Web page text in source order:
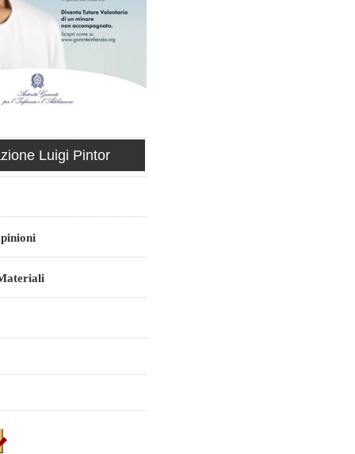
Luigi Pintor